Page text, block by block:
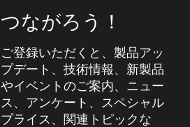
つながろう！
ご登録いただくと、製品アッ
プデート、技術情報、新製品
やイベントのご案内、ニュー
ス、アンケート、スペシャル
プライス、関連トピックな